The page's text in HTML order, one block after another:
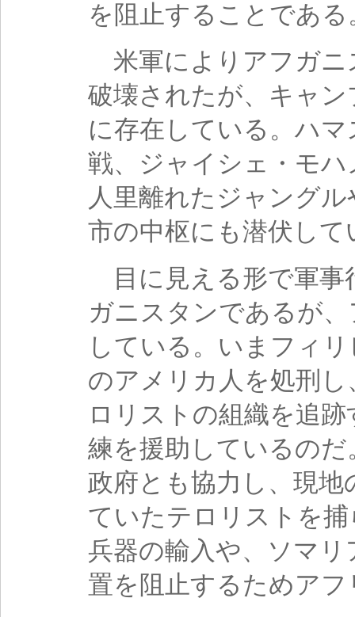
を阻止することである
米軍によりアフガニ
破壊されたが、キャ
に存在している。ハ
戦、ジャイシェ・モ
人里離れたジャング
市の中枢にも潜伏して
目に見える形で軍事
ガニスタンであるが
している。いまフィ
のアメリカ人を処刑
ロリストの組織を追
練を援助しているの
政府とも協力し、現
ていたテロリストを
兵器の輸入や、ソマ
置を阻止するためア